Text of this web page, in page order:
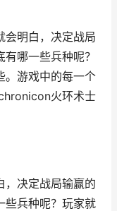
会明白，决定战局
哪一些兵种呢？
。游戏中的每一个
火环术士
，决定战局输赢的
些兵种呢？玩家就